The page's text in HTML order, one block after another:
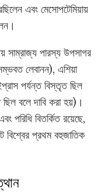
এবং মেসোপটেমিয়ায়
সাম্রাজ্য পারস্য উপসাগর
লেবানন), এশিয়া
পর্যন্ত বিস্তৃত ছিল
বলে দাবি করা হয়)।
পরিধি বিতর্কিত রয়েছে,
বিশ্বের প্রথম বহুজাতিক